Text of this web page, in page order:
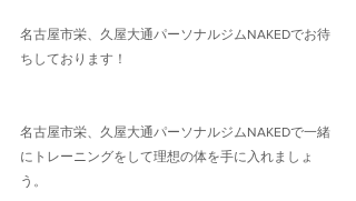
名古屋市栄、久屋大通パーソナルジムNAKEDでお待
ちしております！
名古屋市栄、久屋大通パーソナルジムNAKEDで一緒
にトレーニングをして理想の体を手に入れましょ
う。